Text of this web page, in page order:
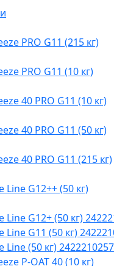
PRO G11 (215 кг)
PRO G11 (10 кг)
40 PRO G11 (10 кг)
40 PRO G11 (50 кг)
40 PRO G11 (215 кг)
Line G12++ (50 кг)
Line G12+ (50 кг)
Line G11 (50 кг)
Line (50 кг) 2422210257
P-OAT 40 (10 кг)